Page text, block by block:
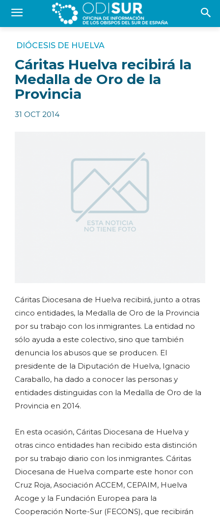
DIÓCESIS DE HUELVA
Cáritas Huelva recibirá la
Medalla de Oro de la
Provincia
31 OCT 2014
Cáritas Diocesana de Huelva recibirá, junto a otras
cinco entidades, la Medalla de Oro de la Provincia
por su trabajo con los inmigrantes. La entidad no
sólo ayuda a este colectivo, sino que también
denuncia los abusos que se producen. El
presidente de la Diputación de Huelva, Ignacio
Caraballo, ha dado a conocer las personas y
entidades distinguidas con la Medalla de Oro de la
Provincia en 2014.
En esta ocasión, Cáritas Diocesana de Huelva y
otras cinco entidades han recibido esta distinción
por su trabajo diario con los inmigrantes. Cáritas
Diocesana de Huelva comparte este honor con
Cruz Roja, Asociación ACCEM, CEPAIM, Huelva
Acoge y la Fundación Europea para la
Cooperación Norte-Sur (FECONS), que recibirán